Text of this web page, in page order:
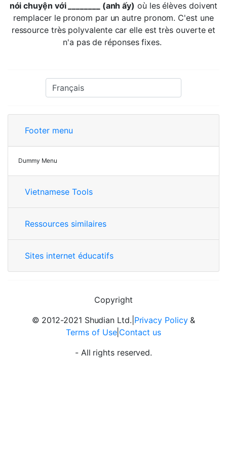
nói chuyện với ________ (anh ấy) où les élèves doivent
remplacer le pronom par un autre pronom. C'est une
ressource très polyvalente car elle est très ouverte et
n'a pas de réponses fixes.
Footer menu
Dummy Menu
Vietnamese Tools
Ressources similaires
Sites internet éducatifs
Copyright
© 2012-2021 Shudian Ltd.| Privacy Policy&
Terms of Use| Contact us
- All rights reserved.